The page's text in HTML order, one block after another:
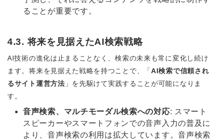
ることが重要です。
4.3. 将来を見据えたAI検索戦略
AI技術の進化は止まることなく、検索の未来も常に変化し続け
ます。将来を見据えた戦略を持つことで、「AI検索で信頼され
るサイト運営方法 」を先駆けて実践することが可能になりま
す。
音声検索、マルチモーダル検索への対応: スマート
スピーカーやスマートフォンでの音声入力の普及に
より、音声検索の利用は拡大しています。音声検索